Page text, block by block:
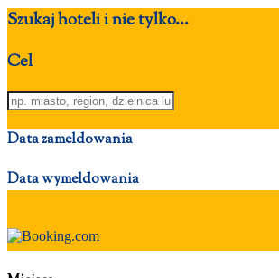
Szukaj hoteli i nie tylko...
Cel
Data zameldowania
Data wymeldowania